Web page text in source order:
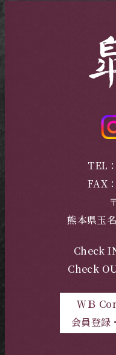
TEL
FAX
熊本県玉
Check
Check
ＷＢ
会員登録